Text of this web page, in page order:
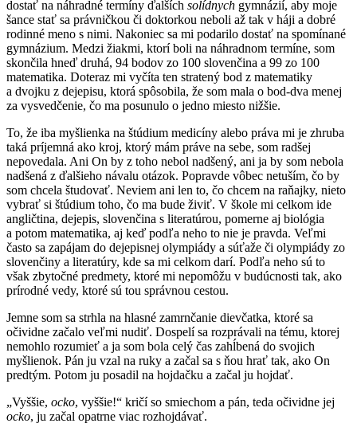
dostať na náhradné termíny ďalších solídnych gymnázií, aby moje
šance stať sa právničkou či doktorkou neboli až tak v háji a dobré
rodinné meno s nimi. Nakoniec sa mi podarilo dostať na spomínané
gymnázium. Medzi žiakmi, ktorí boli na náhradnom termíne, som
skončila hneď druhá, 94 bodov zo 100 slovenčina a 99 zo 100
matematika. Doteraz mi vyčíta ten stratený bod z matematiky
a dvojku z dejepisu, ktorá spôsobila, že som mala o bod-dva menej
za vysvedčenie, čo ma posunulo o jedno miesto nižšie.
To, že iba myšlienka na štúdium medicíny alebo práva mi je zhruba
taká príjemná ako kroj, ktorý mám práve na sebe, som radšej
nepovedala. Ani On by z toho nebol nadšený, ani ja by som nebola
nadšená z ďalšieho návalu otázok. Popravde vôbec netuším, čo by
som chcela študovať. Neviem ani len to, čo chcem na raňajky, nieto
vybrať si štúdium toho, čo ma bude živiť. V škole mi celkom ide
angličtina, dejepis, slovenčina s literatúrou, pomerne aj biológia
a potom matematika, aj keď podľa neho to nie je pravda. Veľmi
často sa zapájam do dejepisnej olympiády a súťaže či olympiády zo
slovenčiny a literatúry, kde sa mi celkom darí. Podľa neho sú to
však zbytočné predmety, ktoré mi nepomôžu v budúcnosti tak, ako
prírodné vedy, ktoré sú tou správnou cestou.
Jemne som sa strhla na hlasné zamrnčanie dievčatka, ktoré sa
očividne začalo veľmi nudiť. Dospelí sa rozprávali na tému, ktorej
nemohlo rozumieť a ja som bola celý čas zahĺbená do svojich
myšlienok. Pán ju vzal na ruky a začal sa s ňou hrať tak, ako On
predtým. Potom ju posadil na hojdačku a začal ju hojdať.
„Vyššie, ocko, vyššie!“ kričí so smiechom a pán, teda očividne jej
ocko, ju začal opatrne viac rozhojdávať.